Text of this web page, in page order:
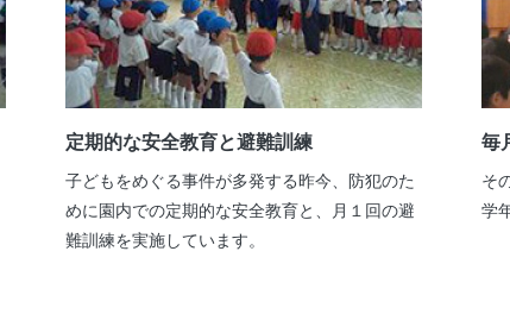
定期的な安全教育と避難訓練
子どもをめぐる事件が多発する昨今、防犯のた
めに園内での定期的な安全教育と、月１回の避
難訓練を実施しています。
毎
そ
学